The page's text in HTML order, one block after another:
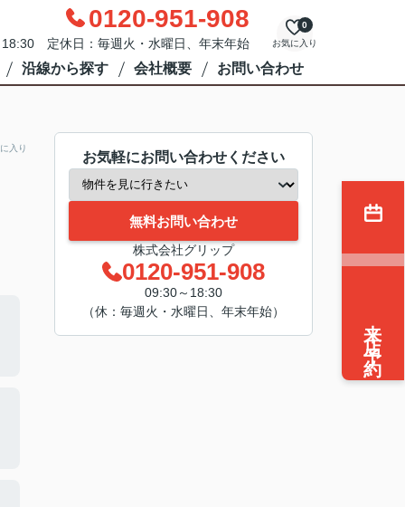
0120-951-908
定休日：毎週火・水曜日、年末年始 お気に入り
0
沿線から探す 会社概要 お問い合わせ
入り
お気軽にお問い合わせください
無料お問い合わせ
株式会社グリップ
0120-951-908
09:30～18:30
（休：毎週火・水曜日、年末年始）
来店予約